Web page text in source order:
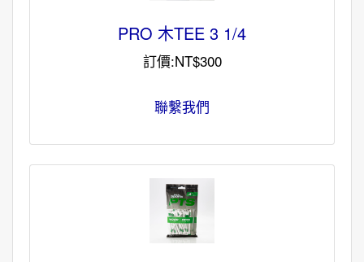
PRO 木TEE 3 1/4
訂價:NT$300
聯繫我們